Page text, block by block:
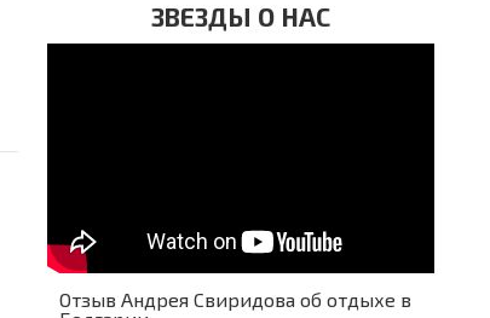
ЗВЕЗДЫ О НАС
Отзыв Андрея Свиридова об отдыхе в